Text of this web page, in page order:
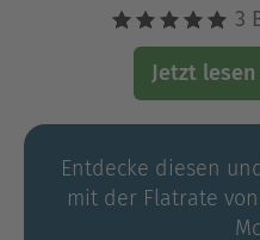
3
Jetzt lesen
Entdecke diesen
mit der Flatrate von